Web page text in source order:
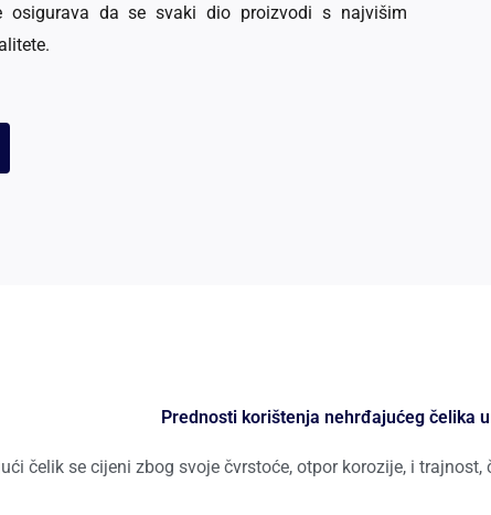
osigurava da se svaki dio proizvodi s najvišim
Prednosti korištenja nehrđajućeg čelika
čelik se cijeni zbog svoje čvrstoće, otpor korozije, i